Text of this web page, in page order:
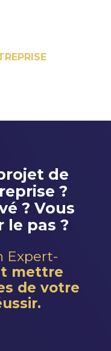
de
?
? Vous
le pas ?
Expert-
mettre
de votre